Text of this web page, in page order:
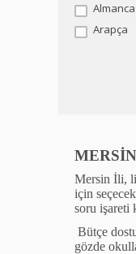
Almanca
Arapça
Mersin İli,
için seç
soru işareti
Bütçe
gözde